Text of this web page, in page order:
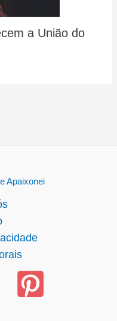
a União do
Apaixonei